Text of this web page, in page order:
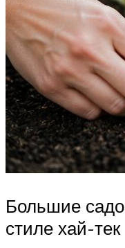
Большие
стиле хай-тек